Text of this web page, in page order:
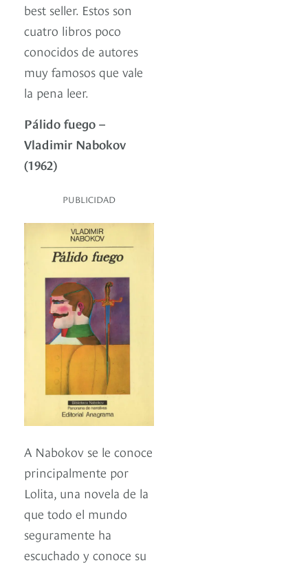
best seller. Estos son
cuatro libros poco
conocidos de autores
muy famosos que vale
la pena leer.
Pálido fuego –
Vladimir Nabokov
(1962)
PUBLICIDAD
A Nabokov se le conoce
principalmente por
Lolita, una novela de la
que todo el mundo
seguramente ha
escuchado y conoce su